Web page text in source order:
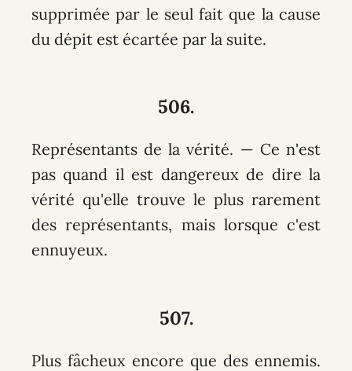
supprimée par le seul fait que la cause
du dépit est écartée par la suite.
506.
Représentants de la vérité. — Ce n'est
pas quand il est dangereux de dire la
vérité qu'elle trouve le plus rarement
des représentants, mais lorsque c'est
ennuyeux.
507.
Plus fâcheux encore que des ennemis.